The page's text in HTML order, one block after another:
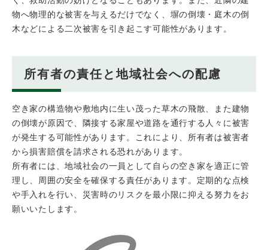
物へ物理的な被害を与えるだけでなく、塀の倒壊・庭木の倒
木などによる二次被害を引き起こす可能性があります。
所有者の責任と地域社会への配慮
空き家の構造物や敷地内に生い茂った草木の飛散、また建物
の倒壊が原因で、隣接する家屋や道路を通行する人々に被害
が発生する可能性があります。これにより、所有者は被害者
から損害賠償を請求される恐れがあります。
所有者には、地域社会の一員として自らの空き家を適正に管
理し、周囲の安全を確保する責任があります。定期的な点検
や手入れを行い、災害時のリスクを最小限に抑える努力をお
願いいたします。